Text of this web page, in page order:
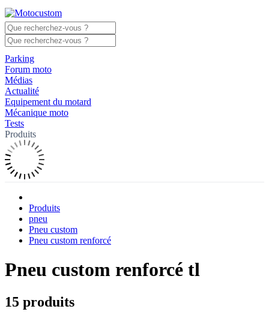
Parking
Forum moto
Médias
Actualité
Equipement du motard
Mécanique moto
Tests
Produits
Produits
pneu
Pneu custom
Pneu custom renforcé
Pneu custom renforcé tl
15 produits